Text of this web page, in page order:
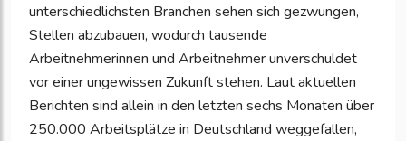
unterschiedlichsten Branchen sehen sich gezwungen,
Stellen abzubauen, wodurch tausende
Arbeitnehmerinnen und Arbeitnehmer unverschuldet
vor einer ungewissen Zukunft stehen. Laut aktuellen
Berichten sind allein in den letzten sechs Monaten über
250.000 Arbeitsplätze in Deutschland weggefallen,